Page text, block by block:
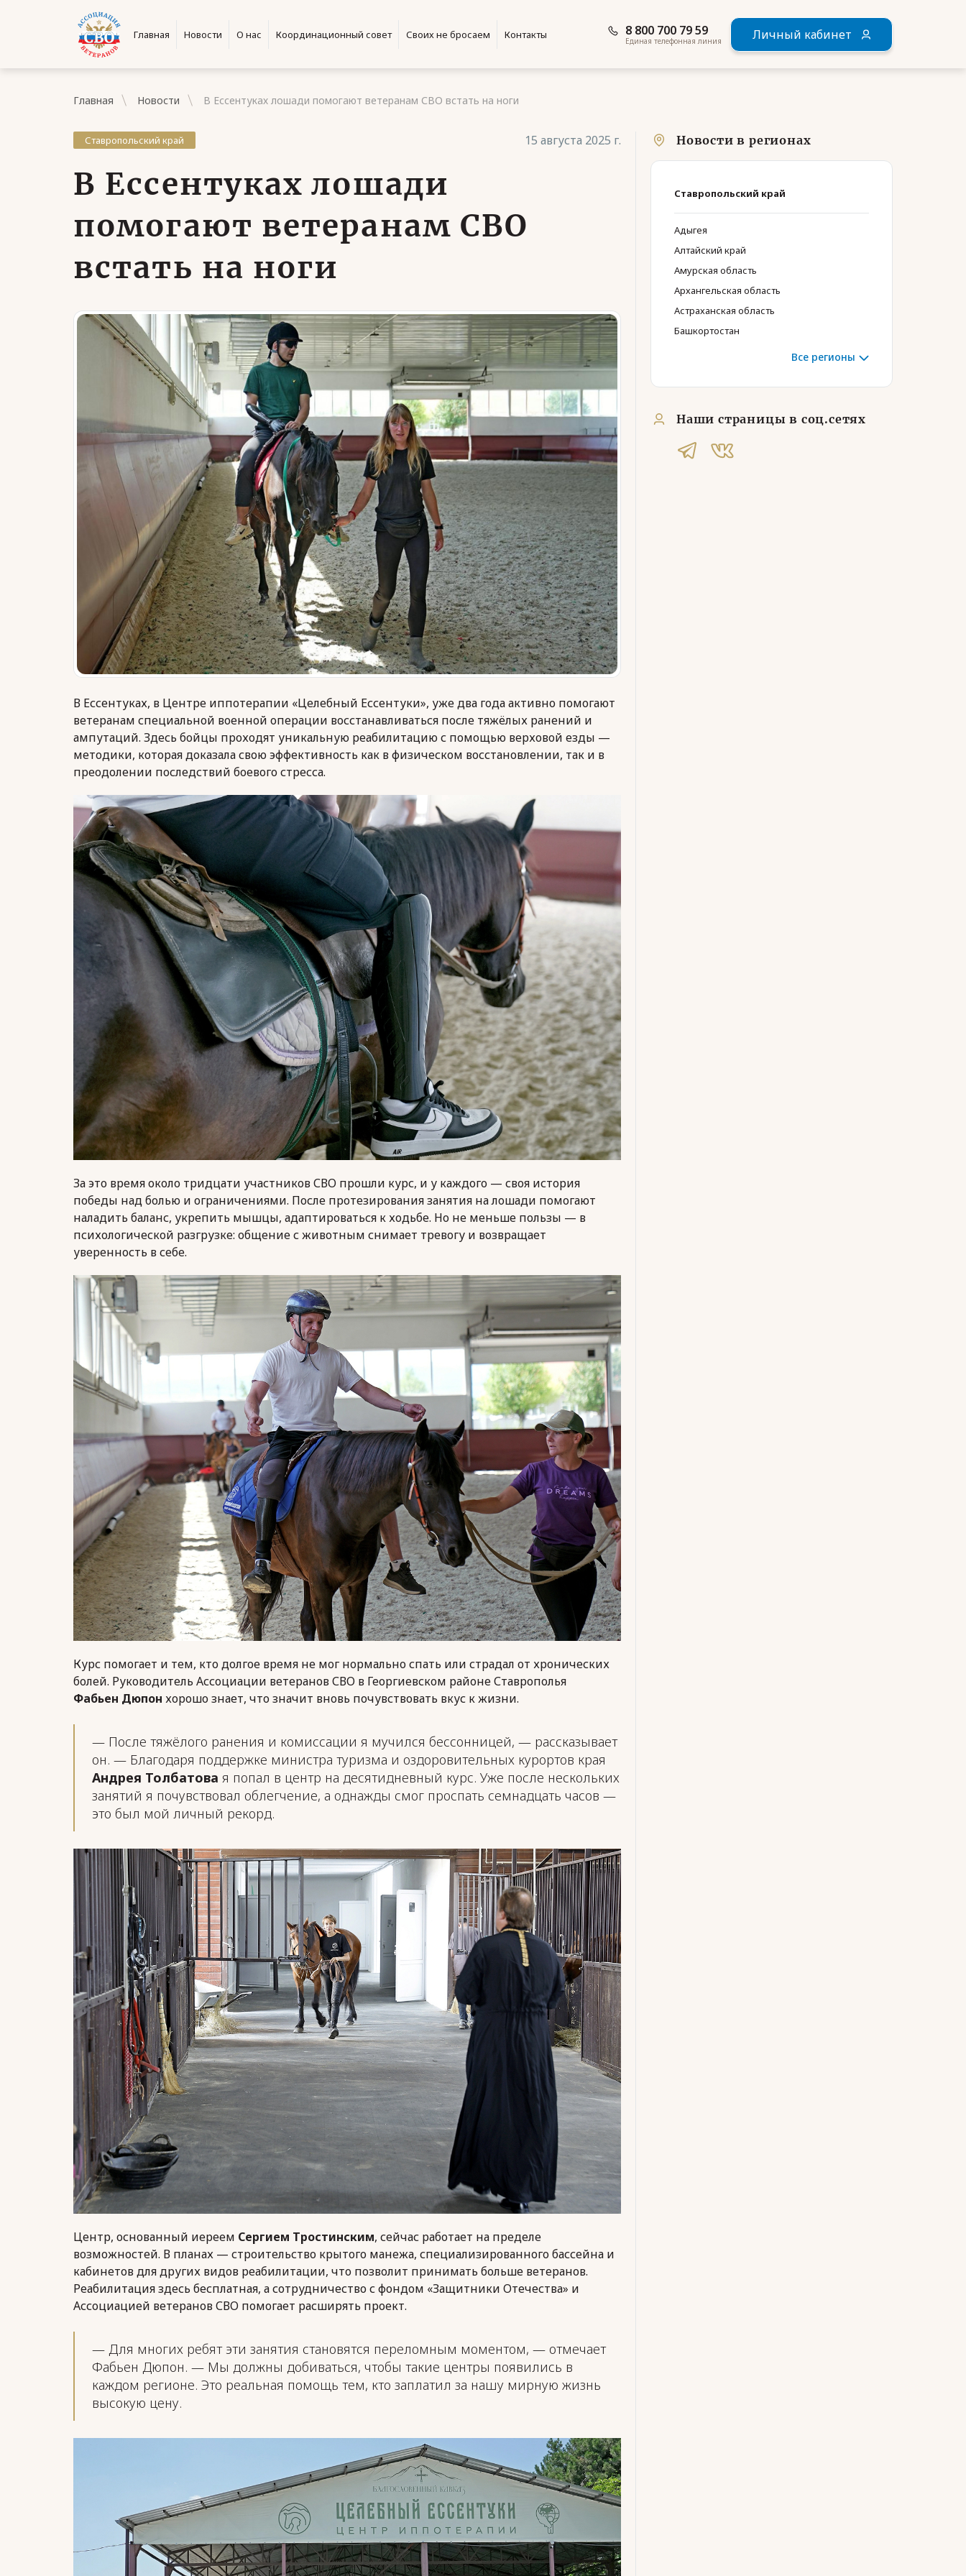
Главная Новости О нас Координационный совет Своих не бросаем Контакты 8 800 700 79 59
Единая телефонная линия Личный кабинет
Главная Новости В Ессентуках лошади помогают ветеранам СВО встать на ноги
Ставропольский край 15 августа 2025 г.
В Ессентуках лошади
помогают ветеранам СВО
встать на ноги
В Ессентуках, в Центре иппотерапии «Целебный Ессентуки», уже два года активно помогают
ветеранам специальной военной операции восстанавливаться после тяжёлых ранений и
ампутаций. Здесь бойцы проходят уникальную реабилитацию с помощью верховой езды —
методики, которая доказала свою эффективность как в физическом восстановлении, так и в
преодолении последствий боевого стресса.
За это время около тридцати участников СВО прошли курс, и у каждого — своя история
победы над болью и ограничениями. После протезирования занятия на лошади помогают
наладить баланс, укрепить мышцы, адаптироваться к ходьбе. Но не меньше пользы — в
психологической разгрузке: общение с животным снимает тревогу и возвращает
уверенность в себе.
Курс помогает и тем, кто долгое время не мог нормально спать или страдал от хронических
болей. Руководитель Ассоциации ветеранов СВО в Георгиевском районе Ставрополья
Фабьен Дюпон хорошо знает, что значит вновь почувствовать вкус к жизни.
— После тяжёлого ранения и комиссации я мучился бессонницей, — рассказывает
он. — Благодаря поддержке министра туризма и оздоровительных курортов края
Андрея Толбатова я попал в центр на десятидневный курс. Уже после нескольких
занятий я почувствовал облегчение, а однажды смог проспать семнадцать часов —
это был мой личный рекорд.
Центр, основанный иереем Сергием Тростинским, сейчас работает на пределе
возможностей. В планах — строительство крытого манежа, специализированного бассейна и
кабинетов для других видов реабилитации, что позволит принимать больше ветеранов.
Реабилитация здесь бесплатная, а сотрудничество с фондом «Защитники Отечества» и
Ассоциацией ветеранов СВО помогает расширять проект.
— Для многих ребят эти занятия становятся переломным моментом, — отмечает
Фабьен Дюпон. — Мы должны добиваться, чтобы такие центры появились в
каждом регионе. Это реальная помощь тем, кто заплатил за нашу мирную жизнь
высокую цену.
Новости в регионах
Ставропольский край
Адыгея
Алтайский край
Амурская область
Архангельская область
Астраханская область
Башкортостан
Все регионы
Наши страницы в соц.сетях